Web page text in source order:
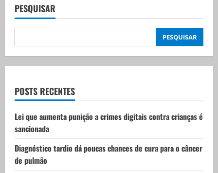
v
i
g
t
i
o
n
PESQUISAR
PESQUISAR
POSTS RECENTES
Lei que aumenta punição a crimes digitais contra crianças é
sancionada
Diagnóstico tardio dá poucas chances de cura para o câncer
de pulmão